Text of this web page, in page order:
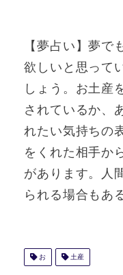
【夢占い】夢で
欲しいと思って
しょう。お土産
されているか、
れたい気持ちの
をくれた相手か
があります。人
られる場合もあ
お 土産